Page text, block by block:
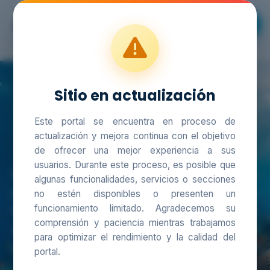
SIAM
Sistema de Información Ambiental Marina
El SIAM es un sistema integrado que reúne
políticas, normas, procesos, talento humano y
tecnologías para articular la información
ambiental marina y costera en los niveles
nacional, regional y local.
Sitio en actualización
Este portal se encuentra en proceso de
actualización y mejora continua con el objetivo
de ofrecer una mejor experiencia a sus
usuarios. Durante este proceso, es posible que
algunas funcionalidades, servicios o secciones
no estén disponibles o presenten un
funcionamiento limitado. Agradecemos su
comprensión y paciencia mientras trabajamos
para optimizar el rendimiento y la calidad del
portal.